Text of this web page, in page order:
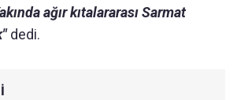
ağır kıtalararası Sarmat
dedi.